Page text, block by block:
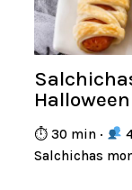
Halloween
⏱ 30 min ·
Salchichas